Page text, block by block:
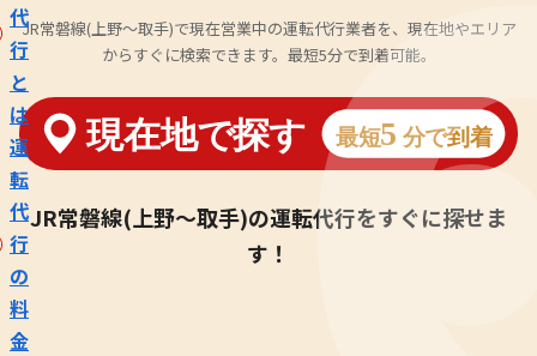
代
行
と
は
運
転
代
行
の
料
金
JR常磐線(上野～取手)で現在営業中の運転代行業者を、現在地やエリア
からすぐに検索できます。最短5分で到着可能。
JR常磐線(上野～取手)の運転代行をすぐに探せま
す！